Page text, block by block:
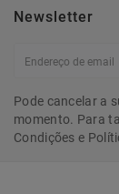
Newsletter
Pode cancelar a
momento. Para
Condições e